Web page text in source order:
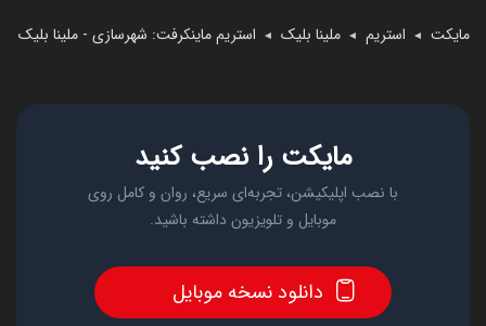
مایکت ◄ استریم ◄ ملینا بلیک ◄ استریم ماینکرفت: شهرسازی - ملینا بلیک
مایکت را نصب کنید
با نصب اپلیکیشن، تجربه‌ای سریع، روان و کامل روی
موبایل و تلویزیون داشته باشید.
دانلود نسخه موبایل